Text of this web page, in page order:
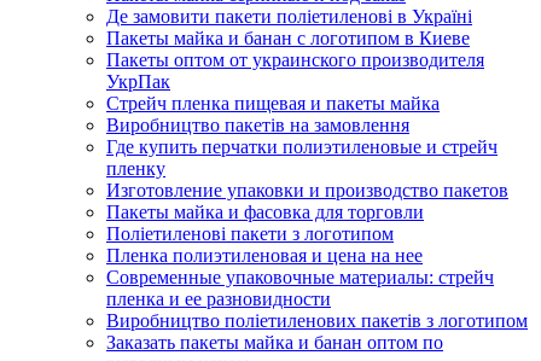
Де замовити пакети поліетиленові в Україні
Пакеты майка и банан с логотипом в Киеве
Пакеты оптом от украинского производителя
УкрПак
Стрейч пленка пищевая и пакеты майка
Виробництво пакетів на замовлення
Где купить перчатки полиэтиленовые и стрейч
пленку
Изготовление упаковки и производство пакетов
Пакеты майка и фасовка для торговли
Поліетиленові пакети з логотипом
Пленка полиэтиленовая и цена на нее
Современные упаковочные материалы: стрейч
пленка и ее разновидности
Виробництво поліетиленових пакетів з логотипом
Заказать пакеты майка и банан оптом по